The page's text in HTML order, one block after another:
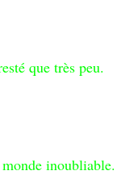
que très peu.
inoubliable.